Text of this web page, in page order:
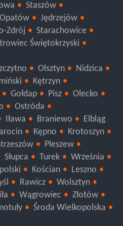
Staszów
Opatów
Jędrzejów
Zdrój
Starachowice
Świętokrzyski
Olsztyn
Nidzica
Kętrzyn
Gołdap Pisz
Olecko
Ostróda
Iława Braniewo
Elbląg
Kępno
Krotoszyn
Pleszew
Słupca Turek
Września
Kościan
Leszno
Rawicz
Wolsztyn
Wągrowiec
Złotów
Środa Wielkopolska